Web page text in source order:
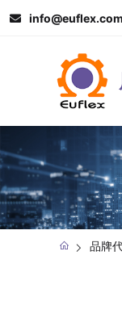
品牌